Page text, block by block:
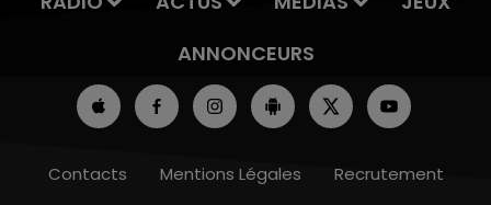
ANNONCEURS
Contacts Mentions Légales Recrutement